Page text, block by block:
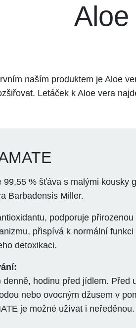
Aloe
naším produktem je Aloe
Letáček k Aloe vera
99,55 % šťáva s malými kousky
Barbadensis Miller.
podporuje přirozenou
přispívá k normální
detoxikaci.
denně, hodinu před jídlem. Před
nebo ovocným džusem v
je možné užívat i